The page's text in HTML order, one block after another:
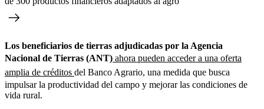
Los beneficiarios de tierras adjudicadas por la Agencia
Nacional de Tierras (ANT) ahora pueden acceder a una oferta
amplia de créditos del Banco Agrario, una medida que busca
impulsar la productividad del campo y mejorar las condiciones de
vida rural.